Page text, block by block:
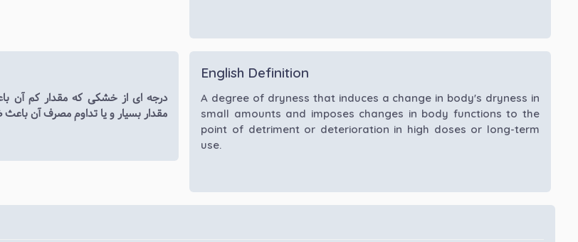
درجه ای از خشکی که مقدار کم آن
مقدار بسیار و یا تداوم مصرف آن
English Definition
A degree of dryness that induces a change in body's dryness in
small amounts and imposes changes in body functions to the
point of detriment or deterioration in high doses or long-term
use.